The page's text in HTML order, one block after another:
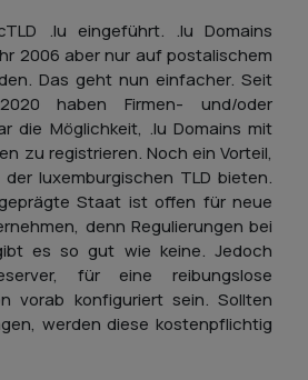
.lu eingeführt. .lu Domains
2006 aber nur auf postalischem
Das geht nun einfacher. Seit
haben Firmen- und/oder
die Möglichkeit, .lu Domains mit
zu registrieren. Noch ein Vorteil,
luxemburgischen TLD bieten.
Staat ist offen für neue
denn Regulierungen bei
es so gut wie keine. Jedoch
für eine reibungslose
vorab konfiguriert sein. Sollten
werden diese kostenpflichtig